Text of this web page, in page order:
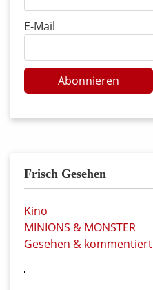
E-Mail
Abonnieren
Frisch Gesehen
Kino
MINIONS & MONSTER
Gesehen & kommentiert